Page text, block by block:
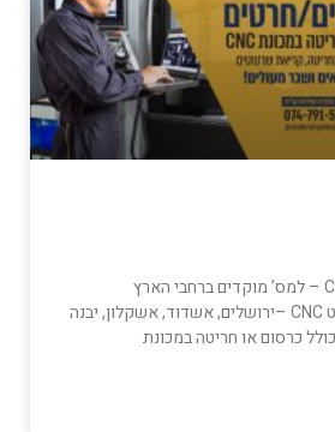
דרוש CNC דרוש CNC – למס’ מוקדים ברחבי הארץ
דרושים/ות כרסם חרט CNC –ירושלים, אשדוד, אשקלון, יבנה
כרסום או חריטה במכונת